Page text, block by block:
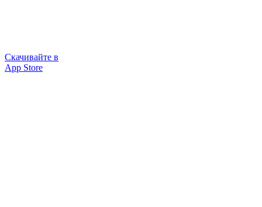
Скачивайте в
App Store